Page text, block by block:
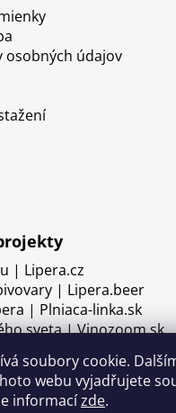
soubory cookie.
webu vyjadřujete
informacízde.
osobných údajov
| Lipera.cz
| Lipera.beer
| Plniaca-linka.sk
sveta | Vinozoom.sk